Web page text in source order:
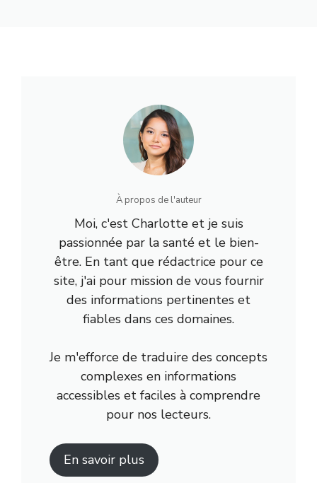
À propos de l'auteur
Moi, c'est Charlotte et je suis
passionnée par la santé et le bien-
être. En tant que rédactrice pour ce
site, j'ai pour mission de vous fournir
des informations pertinentes et
fiables dans ces domaines.
Je m'efforce de traduire des concepts
complexes en informations
accessibles et faciles à comprendre
pour nos lecteurs.
En savoir plus